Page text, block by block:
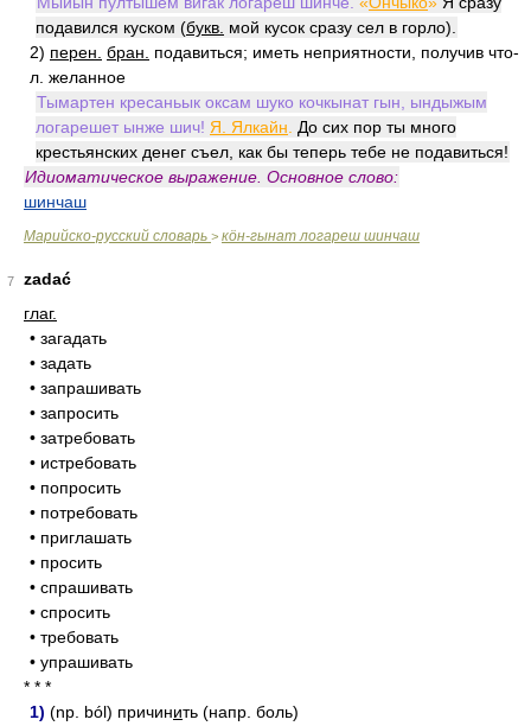
подавился куском (букв. мой кусок сразу сел в горло).
2) перен. бран.
подавиться; иметь неприятности, получив что-
л. желанное
Тымартен кресаньык оксам шуко кочкынат гын, ындыжым
логарешет ынже шич! Я. Ялкайн
До сих пор ты много
крестьянских денег съел, как бы теперь тебе не подавиться!
Идиоматическое выражение. Основное слово:
шинчаш
Марийско-русский словарь > кӧн-гынат логареш шинчаш
7
zadać
глаг.
• загадать
• задать
• запрашивать
• запросить
• затребовать
• истребовать
• попросить
• потребовать
• приглашать
• просить
• спрашивать
• спросить
• требовать
• упрашивать
* * *
1) (np. ból) причинить (напр. боль)